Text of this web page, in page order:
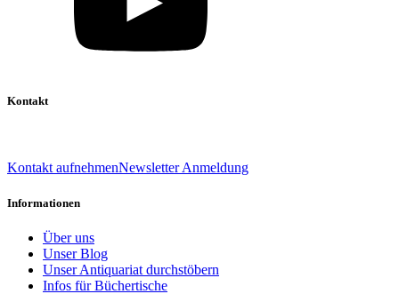
Kontakt
Kontakt aufnehmenNewsletter Anmeldung
Informationen
Über uns
Unser Blog
Unser Antiquariat durchstöbern
Infos für Büchertische